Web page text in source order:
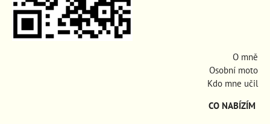
O mně
Osobní moto
Kdo mne učil
CO NABÍZÍM